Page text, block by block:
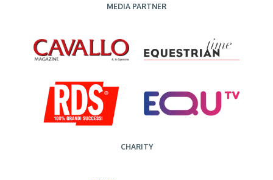
MEDIA PARTNER
CHARITY